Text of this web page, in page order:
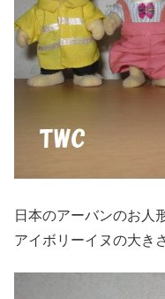
日本のアーバンのお人
アイボリーイヌの大き